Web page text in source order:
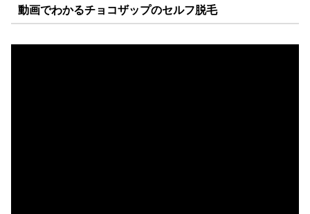
動画でわかるチョコザップのセルフ脱毛